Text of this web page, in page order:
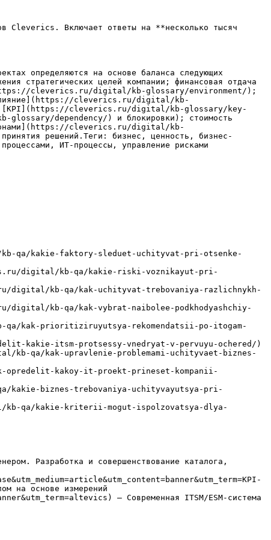
Cleverics. Включает ответы на **несколько тысяч
определяются на основе баланса следующих
целей компании; финансовая отдача
cleverics.ru/digital/kb-glossary/environment/);
cleverics.ru/digital/kb-
[KPI](https://cleverics.ru/digital/kb-glossary/key-
dependency/) и блокировки); стоимость
cleverics.ru/digital/kb-
решений.Теги: бизнес, ценность, бизнес-
ИТ-процессы, управление рисками
kb-qa/kakie-faktory-sleduet-uchityvat-pri-otsenke-
digital/kb-qa/kakie-riski-voznikayut-pri-
digital/kb-qa/kak-uchityvat-trebovaniya-razlichnykh-
digital/kb-qa/kak-vybrat-naibolee-podkhodyashchiy-
qa/kak-prioritiziruyutsya-rekomendatsii-po-itogam-
kakie-itsm-protsessy-vnedryat-v-pervuyu-ochered/)
kb-qa/kak-upravlenie-problemami-uchityvaet-biznes-
opredelit-kakoy-it-proekt-prineset-kompanii-
qa/kakie-biznes-trebovaniya-uchityvayutsya-pri-
kb-qa/kakie-kriterii-mogut-ispolzovatsya-dlya-
Разработка и совершенствование каталога,
на основе измерений
— Современная ITSM/ESM-система